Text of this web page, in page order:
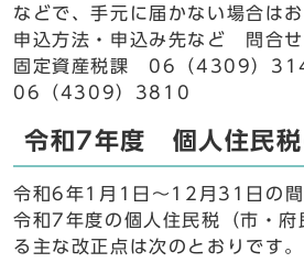
などで、手元に届かない場合は
申込方法・申込み先など 問合
固定資産税課 06（4309）
06（4309）3810
令和7年度 個人住民税
令和6年1月1日～12月31日の間
令和7年度の個人住民税（市・府
る主な改正点は次のとおりです。